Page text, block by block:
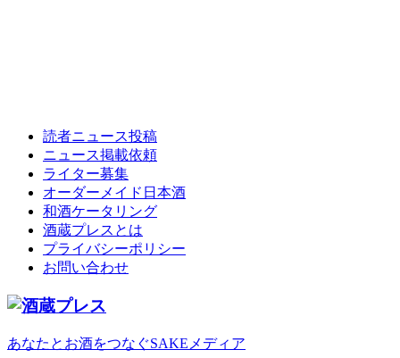
読者ニュース投稿
ニュース掲載依頼
ライター募集
オーダーメイド日本酒
和酒ケータリング
酒蔵プレスとは
プライバシーポリシー
お問い合わせ
あなたとお酒をつなぐSAKEメディア